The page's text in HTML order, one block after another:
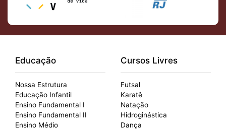
Educação
Nossa Estrutura
Educação Infantil
Ensino Fundamental I
Ensino Fundamental II
Ensino Médio
Cursos Livres
Futsal
Karatê
Natação
Hidroginástica
Dança